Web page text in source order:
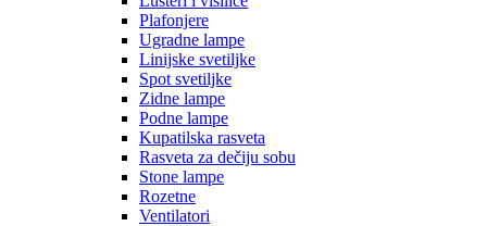
Plafonjere
Ugradne lampe
Linijske svetiljke
Spot svetiljke
Zidne lampe
Podne lampe
Kupatilska rasveta
Rasveta za dečiju sobu
Stone lampe
Rozetne
Ventilatori